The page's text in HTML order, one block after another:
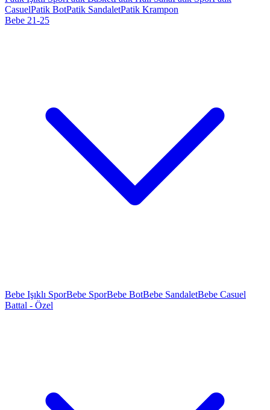
CasuelPatik BotPatik SandaletPatik Krampon
Bebe 21-25
Bebe Işıklı SporBebe SporBebe BotBebe SandaletBebe Casuel
Battal - Özel